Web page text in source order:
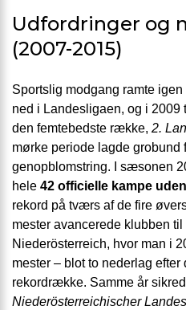
Udfordringer og
(2007-2015)
Sportslig modgang ramte
ned i Landesligaen, og i 2009
den femtebedste række, 2.
mørke periode lagde
genopblomstring. I sæsonen
hele 42 officielle kampe
rekord på tværs af de fire
mester avancerede klubben
Niederösterreich, hvor man i
mester – blot to nederlag
rekordrække. Samme år
Niederösterreichischer